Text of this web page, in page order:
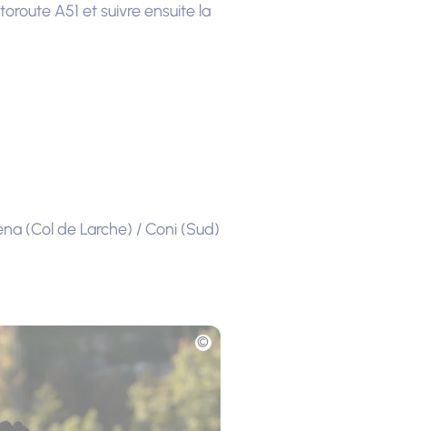
A51 et suivre ensuite la
(Col de Larche) / Coni (Sud)